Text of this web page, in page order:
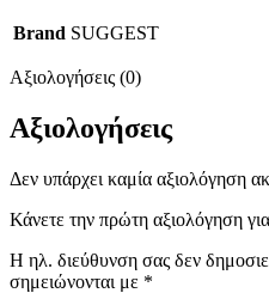
Brand SUGGEST
Αξιολογήσεις (0)
Αξιολογήσεις
Δεν υπάρχει καμία αξιολόγηση
Κάνετε την πρώτη αξιολόγηση
Η ηλ. διεύθυνση σας δεν
σημειώνονται με *